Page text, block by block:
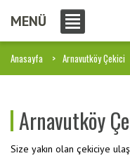
MENÜ
Anasayfa Arnavutköy Çekici
Arnavutköy
Size yakın olan çekiciye